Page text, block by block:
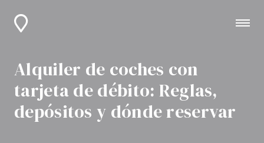
Alquiler de coches con
tarjeta de débito: Reglas,
depósitos y dónde reservar